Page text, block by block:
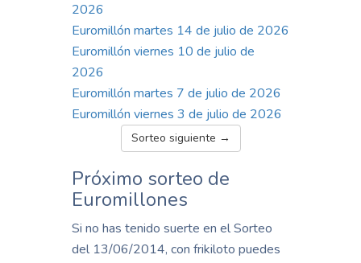
2026
Euromillón martes 14 de julio de 2026
Euromillón viernes 10 de julio de
2026
Euromillón martes 7 de julio de 2026
Euromillón viernes 3 de julio de 2026
Sorteo siguiente →
Próximo sorteo de
Euromillones
Si no has tenido suerte en el Sorteo
del 13/06/2014, con frikiloto puedes